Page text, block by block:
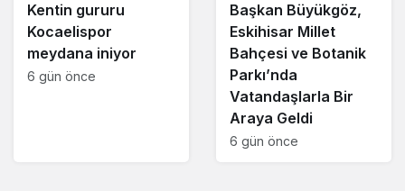
Kentin gururu
Kocaelispor
meydana iniyor
6 gün önce
Başkan Büyükgöz,
Eskihisar Millet
Bahçesi ve Botanik
Parkı’nda
Vatandaşlarla Bir
Araya Geldi
6 gün önce